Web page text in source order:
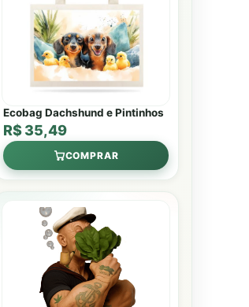
Ecobag Dachshund e Pintinhos
R$ 35,49
COMPRAR